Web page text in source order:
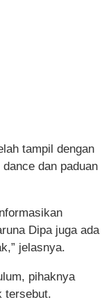
tampil dengan
dan paduan
Dipa juga ada
jelasnya.
pihaknya
tersebut.